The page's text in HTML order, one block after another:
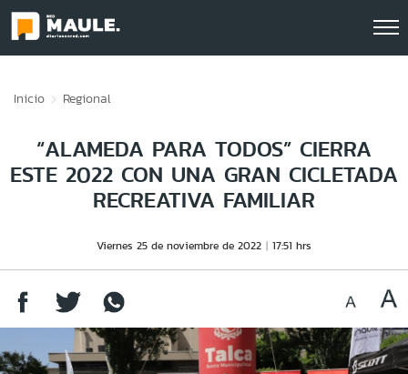
Inicio Regional
“ALAMEDA PARA TODOS” CIERRA
ESTE 2022 CON UNA GRAN CICLETADA
RECREATIVA FAMILIAR
Viernes 25 de noviembre de 2022 17:51 hrs